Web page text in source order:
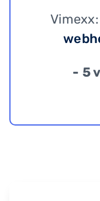
Vimexx:
- 5